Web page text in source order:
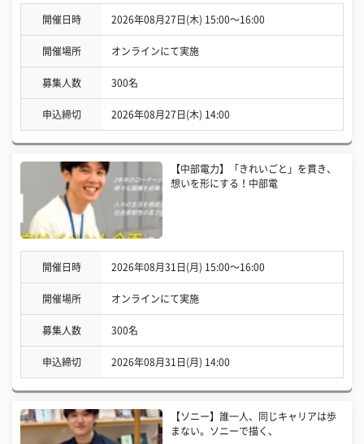
開催日時 2026年08月27日(木) 15:00〜16:00
開催場所 オンラインにて実施
募集人数 300名
申込締切 2026年08月27日(木) 14:00
【中部電力】「きれいごと」を貫き、
想いを形にする！中部電
開催日時 2026年08月31日(月) 15:00〜16:00
開催場所 オンラインにて実施
募集人数 300名
申込締切 2026年08月31日(月) 14:00
【ソニー】誰一人、同じキャリアは歩
まない。ソニーで描く、